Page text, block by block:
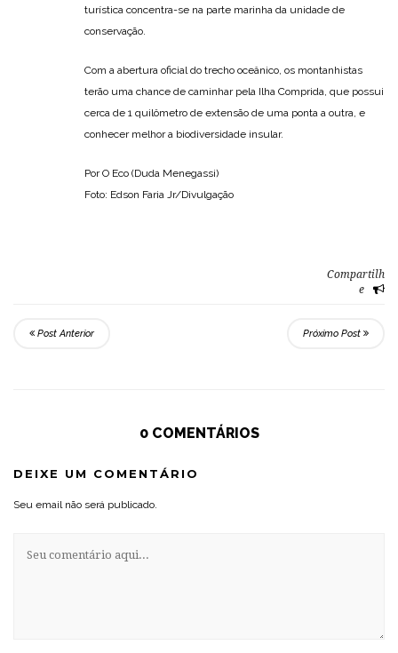
turística concentra-se na parte marinha da unidade de
conservação.
Com a abertura oficial do trecho oceânico, os montanhistas
terão uma chance de caminhar pela Ilha Comprida, que possui
cerca de 1 quilômetro de extensão de uma ponta a outra, e
conhecer melhor a biodiversidade insular.
Por O Eco (Duda Menegassi)
Foto: Edson Faria Jr/Divulgação
Compartilh
e
Post Anterior Próximo Post
0 COMENTÁRIOS
DEIXE UM COMENTÁRIO
Seu email não será publicado.